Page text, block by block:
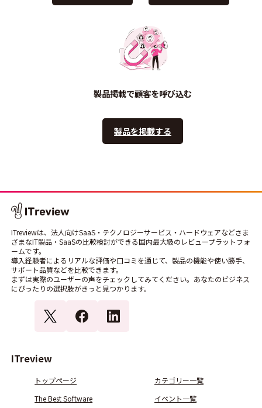
製品掲載で顧客を呼び込む
製品を掲載する
ITreviewは、法人向けSaaS・テクノロジーサービス・ハードウェアなどさま
ざまなIT製品・SaaSの比較検討ができる国内最大級のレビュープラットフォ
ームです。
導入経験者によるリアルな評価や口コミを通じて、製品の機能や使い勝手、
サポート品質などを比較できます。
まずは実際のユーザーの声をチェックしてみてください。あなたのビジネス
にぴったりの選択肢がきっと見つかります。
ITreview
トップページ
カテゴリー一覧
The Best Software
イベント一覧